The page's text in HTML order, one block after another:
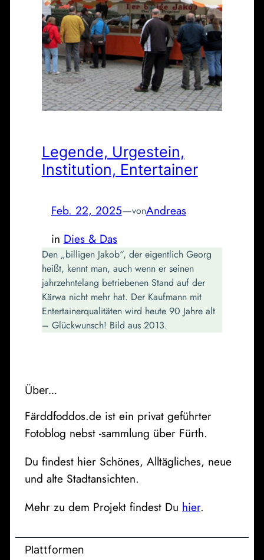
Legende, Urgestein,
Institution, Entertainer
Feb. 22, 2025—vonAndreas
in Dies & Das
Den „billigen Jakob“, der eigentlich Georg
heißt, kennt man, auch wenn er seinen
jahrzehntelang betriebenen Stand auf der
Kärwa nicht mehr hat. Der Kaufmann mit
Entertainerqualitäten wird heute 90 Jahre alt
– Glückwunsch! Bild aus 2013.
Über…
Färddfoddos.de ist ein privat geführter
Fotoblog nebst -sammlung über Fürth.
Du findest hier Schönes, Alltägliches, neue
und alte Stadtansichten.
Mehr zu dem Projekt findest Du hier.
Plattformen